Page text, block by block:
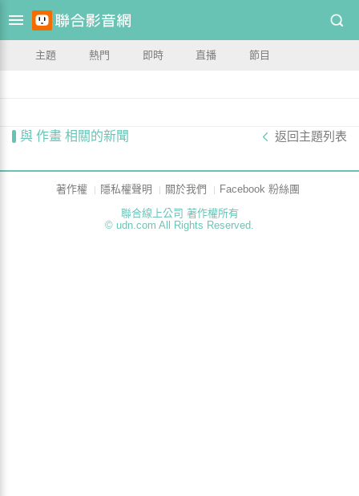
主題 熱門 即時 直播 節目
與 作畫 相關的新聞 返回主題列表
著作權 隱私權聲明 關於我們
Facebook 粉絲團
聯合線上公司 著作權所有
© udn.com All Rights Reserved.